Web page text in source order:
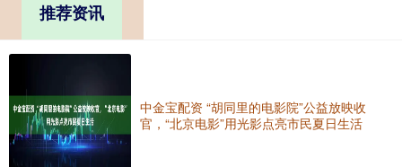
推荐资讯
中金宝配资 “胡同里的电影院”公益放映收
官，“北京电影”用光影点亮市民夏日生活